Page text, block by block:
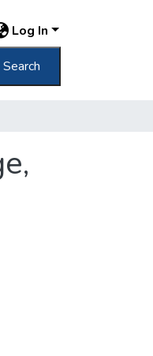
Log In
Search